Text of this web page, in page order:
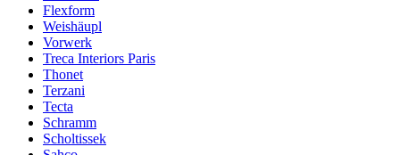
Flexform
Weishäupl
Vorwerk
Treca Interiors Paris
Thonet
Terzani
Tecta
Schramm
Scholtissek